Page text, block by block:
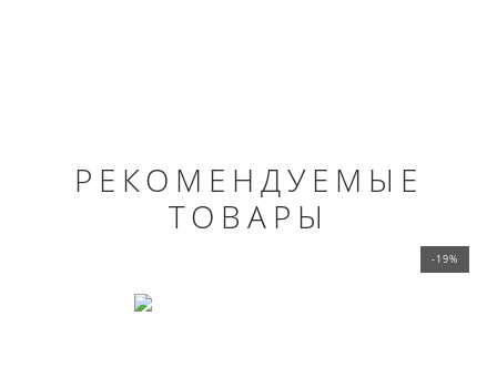
РЕКОМЕНДУЕМЫЕ
ТОВАРЫ
-19%